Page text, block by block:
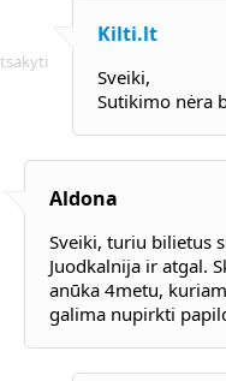
Kilti.lt
Sveiki,
Sutikimo nėra
Aldona
Sveiki, turiu bilietus
Juodkalnija ir atgal.
anūka 4metu,
galima nupirkti